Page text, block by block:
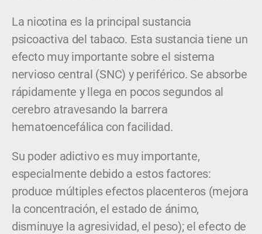
La nicotina es la principal sustancia
psicoactiva del tabaco. Esta sustancia tiene un
efecto muy importante sobre el sistema
nervioso central (SNC) y periférico. Se absorbe
rápidamente y llega en pocos segundos al
cerebro atravesando la barrera
hematoencefálica con facilidad.
Su poder adictivo es muy importante,
especialmente debido a estos factores:
produce múltiples efectos placenteros (mejora
la concentración, el estado de ánimo,
disminuye la agresividad, el peso); el efecto de